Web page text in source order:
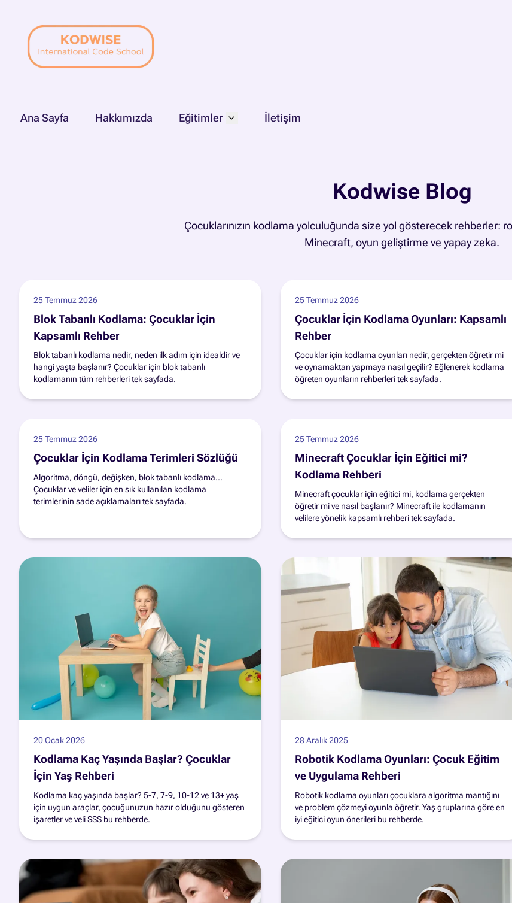
Ana Sayfa Hakkımızda Eğitimler İletişim
Kodwise Blog
Çocuklarınızın kodlama yolculuğunda size yol gösterecek rehberler:
Minecraft, oyun geliştirme ve yapay zeka.
25 Temmuz 2026
Blok Tabanlı Kodlama: Çocuklar İçin
Kapsamlı Rehber
Blok tabanlı kodlama nedir, neden ilk adım için idealdir ve
hangi yaşta başlanır? Çocuklar için blok tabanlı
kodlamanın tüm rehberleri tek sayfada.
25 Temmuz 2026
Çocuklar İçin Kodlama Oyunları: Kapsamlı
Rehber
Çocuklar için kodlama oyunları nedir, gerçekten öğretir mi
ve oynamaktan yapmaya nasıl geçilir? Eğlenerek kodlama
öğreten oyunların rehberleri tek sayfada.
25 Temmuz 2026
Çocuklar İçin Kodlama Terimleri Sözlüğü
Algoritma, döngü, değişken, blok tabanlı kodlama...
Çocuklar ve veliler için en sık kullanılan kodlama
terimlerinin sade açıklamaları tek sayfada.
25 Temmuz 2026
Minecraft Çocuklar İçin Eğitici mi?
Kodlama Rehberi
Minecraft çocuklar için eğitici mi, kodlama gerçekten
öğretir mi ve nasıl başlanır? Minecraft ile kodlamanın
velilere yönelik kapsamlı rehberi tek sayfada.
20 Ocak 2026
Kodlama Kaç Yaşında Başlar? Çocuklar
İçin Yaş Rehberi
Kodlama kaç yaşında başlar? 5-7, 7-9, 10-12 ve 13+ yaş
için uygun araçlar, çocuğunuzun hazır olduğunu gösteren
işaretler ve veli SSS bu rehberde.
28 Aralık 2025
Robotik Kodlama Oyunları: Çocuk Eğitim
ve Uygulama Rehberi
Robotik kodlama oyunları çocuklara algoritma mantığını
ve problem çözmeyi oyunla öğretir. Yaş gruplarına göre en
iyi eğitici oyun önerileri bu rehberde.